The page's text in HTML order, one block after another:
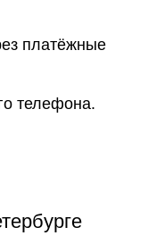
платёжные
телефона.